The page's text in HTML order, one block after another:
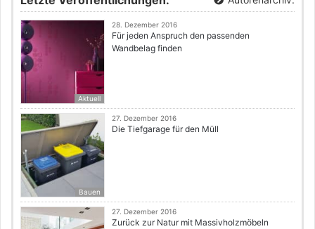
Aktuell
28. Dezember 2016
Für jeden Anspruch den passenden
Wandbelag finden
Bauen
27. Dezember 2016
Die Tiefgarage für den Müll
27. Dezember 2016
Zurück zur Natur mit Massivholzmöbeln